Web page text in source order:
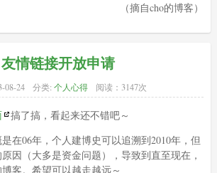
（摘自cho的博客）
友情链接开放申请
08-24 分类: 个人心得 阅读：3147次
搞了搞， 看起来还不错吧～
在06年，个人建博史可以追溯到2010年，但
因（大多是资金问题），导致到直至现在，
客。希望可以越走越远～